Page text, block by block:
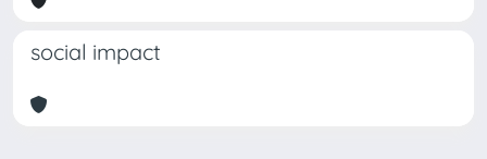
social impact